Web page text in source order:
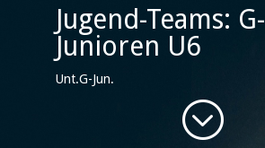
Jugend-Teams: G-
Junioren U6
Unt.G-Jun.
;